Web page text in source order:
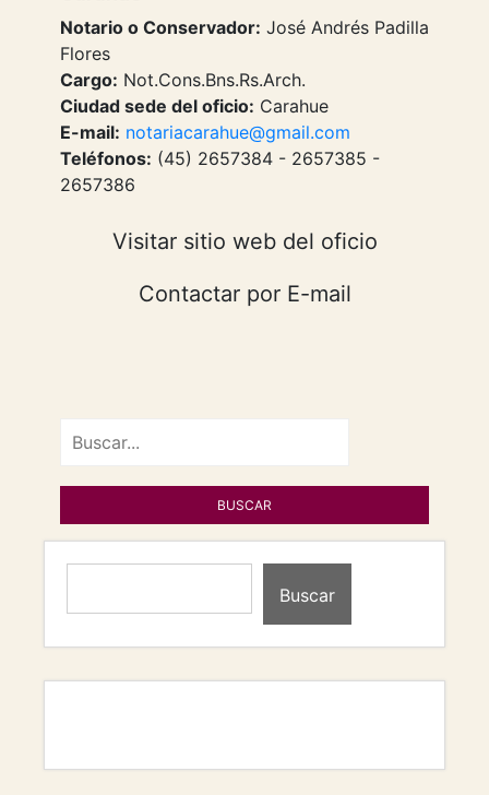
Notario o Conservador: José Andrés Padilla
Flores
Cargo: Not.Cons.Bns.Rs.Arch.
Ciudad sede del oficio: Carahue
E-mail: notariacarahue@gmail.com
Teléfonos: (45) 2657384 - 2657385 -
2657386
Visitar sitio web del oficio
Contactar por E-mail
Buscar